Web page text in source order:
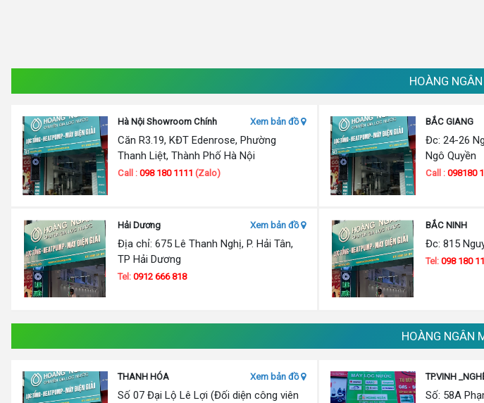
HOÀNG
Hà Nội Showroom Chính Xem bản đồ
Căn R3.19, KĐT Edenrose, Phường
Thanh Liệt, Thành Phố Hà Nội
Call : 098 180 1111 (Zalo)
BẮC GIANG
Đc: 24-26
Ngô Quyền
Call :098180
Hải Dương Xem bản đồ
Địa chỉ: 675 Lê Thanh Nghị, P. Hải Tân,
TP Hải Dương
Tel: 0912 666 818
BẮC NINH
Đc: 815
Tel:098 180
HOÀNG NGÂN
THANH HÓA Xem bản đồ
Số 07 Đại Lộ Lê Lợi (Đối diện công viên
TP.VINH
Số: 58A